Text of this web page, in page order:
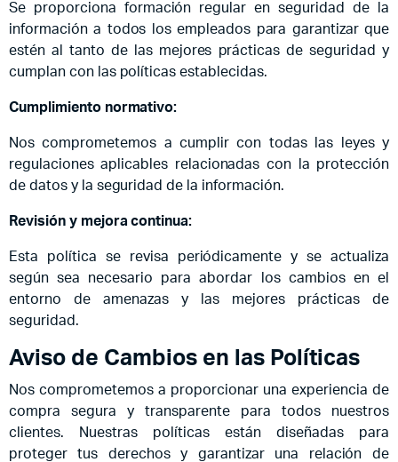
Se proporciona formación regular en seguridad de la
información a todos los empleados para garantizar que
estén al tanto de las mejores prácticas de seguridad y
cumplan con las políticas establecidas.
Cumplimiento normativo:
Nos comprometemos a cumplir con todas las leyes y
regulaciones aplicables relacionadas con la protección
de datos y la seguridad de la información.
Revisión y mejora continua:
Esta política se revisa periódicamente y se actualiza
según sea necesario para abordar los cambios en el
entorno de amenazas y las mejores prácticas de
seguridad.
Aviso de Cambios en las Políticas
Nos comprometemos a proporcionar una experiencia de
compra segura y transparente para todos nuestros
clientes. Nuestras políticas están diseñadas para
proteger tus derechos y garantizar una relación de